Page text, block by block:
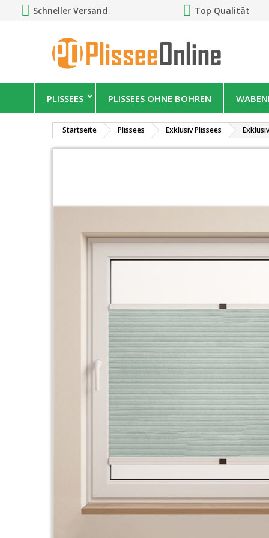
Schneller Versand Top Qualität
PLISSEES PLISSEES OHNE BOHREN
Startseite Plissees Exklusiv Plissees